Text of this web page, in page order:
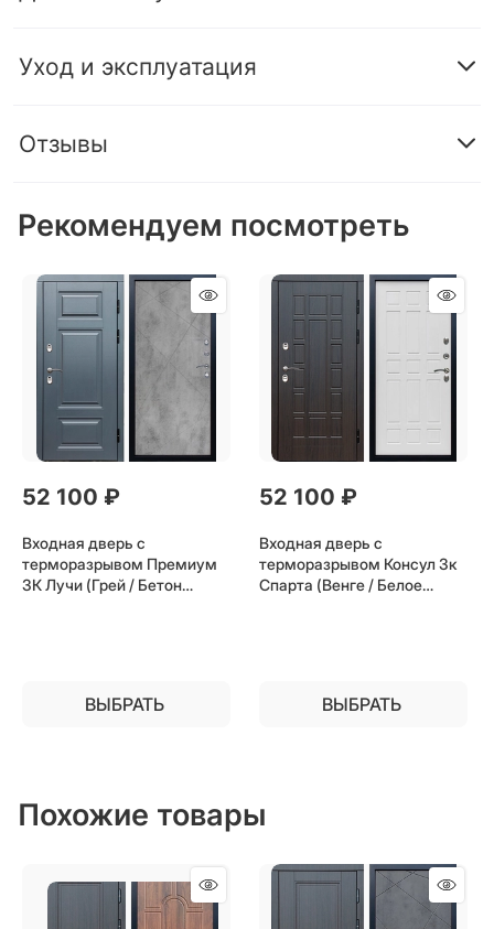
Уход и эксплуатация
Отзывы
Рекомендуем посмотреть
52 100 ₽
Входная дверь с
терморазрывом Премиум
3К Лучи (Грей / Бетон
ВЫБРАТЬ
52 100 ₽
Входная дверь с
терморазрывом Консул 3к
Спарта (Венге / Белое
ВЫБРАТЬ
Похожие товары